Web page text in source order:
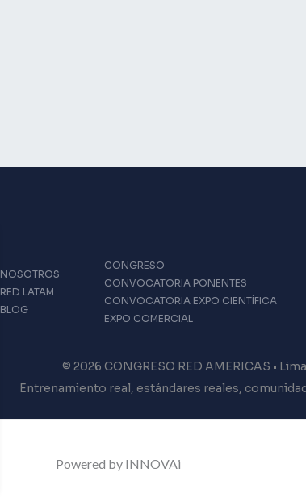
NOSOTROS
RED LATAM
BLOG
CONGRESO
CONVOCATORIA PONENTES
CONVOCATORIA EXPO CIENTÍFICA
EXPO COMERCIAL
© 2026 CONGRESO RED AMERICAS •
Entrenamiento real, estándares reales,
Powered by INNOVAi